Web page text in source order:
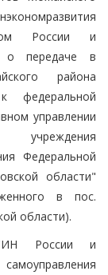
России и
о передаче в
района
федеральной
управлении
учреждения
Федеральной
области"
в пос.
области).
России и